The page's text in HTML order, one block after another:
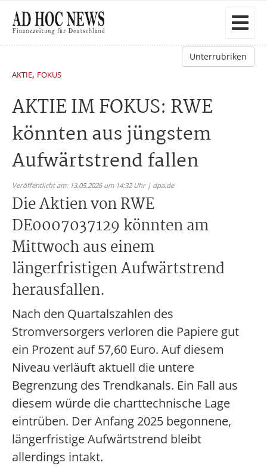
Unterrubriken
AKTIE, FOKUS
AKTIE IM FOKUS: RWE
könnten aus jüngstem
Aufwärtstrend fallen
Veröffentlicht am: 13.05.2026 um 14:32 Uhr | dpa.de
Die Aktien von RWE
DE0007037129 könnten am
Mittwoch aus einem
längerfristigen Aufwärtstrend
herausfallen.
Nach den Quartalszahlen des
Stromversorgers verloren die Papiere gut
ein Prozent auf 57,60 Euro. Auf diesem
Niveau verläuft aktuell die untere
Begrenzung des Trendkanals. Ein Fall aus
diesem würde die charttechnische Lage
eintrüben. Der Anfang 2025 begonnene,
längerfristige Aufwärtstrend bleibt
allerdings intakt.